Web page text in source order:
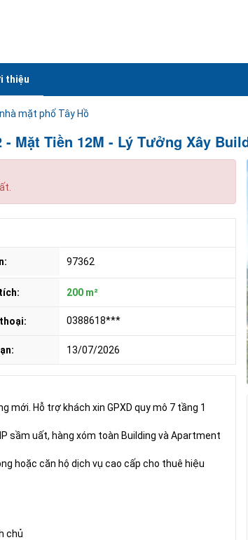
thiệu
mặt phố Tây Hồ
Mặt Tiền 12M - Lý Tưởng Xây
97362
200 m²
0388618***
13/07/2026
mới. Hỗ trợ khách xin GPXD quy mô 7 tầng 1
sầm uất, hàng xóm toàn Building và Apartment
hoặc căn hộ dịch vụ cao cấp cho thuê hiệu
chủ